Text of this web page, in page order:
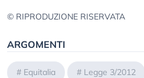
© RIPRODUZIONE RISERVATA
ARGOMENTI
# Equitalia # Legge 3/2012